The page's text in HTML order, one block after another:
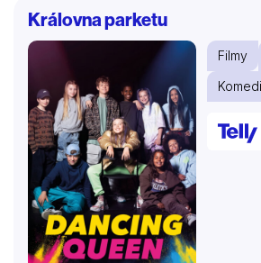
Královna parketu
Filmy